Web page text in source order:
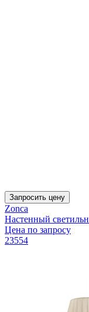
Запросить цену
Zonca
Настенный
Цена по запросу
23554